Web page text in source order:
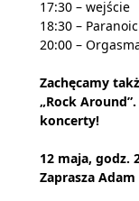
17:30 – wejście
18:30 –
20:00 –
Zachęcamy
„Rock
koncerty!
12 maja, godz.
Zaprasza